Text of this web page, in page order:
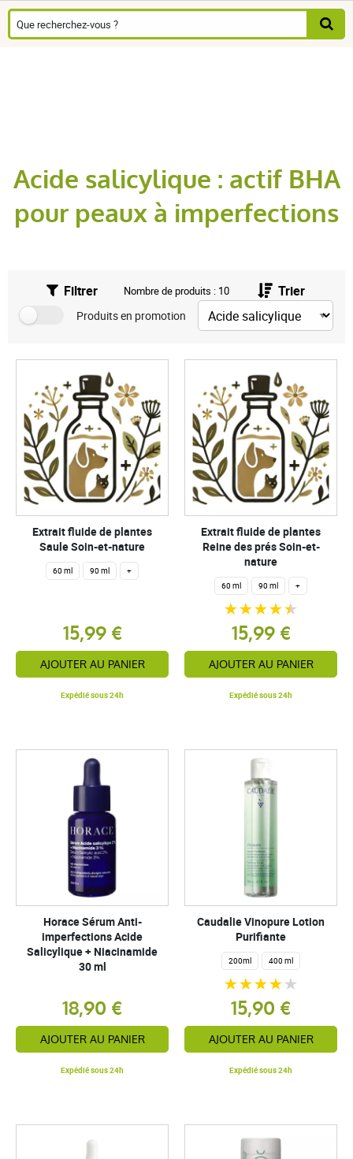
Acide salicylique : actif BHA
pour peaux à imperfections
Filtrer Nombre de produits : 10 Trier
Produits en promotion
Extrait fluide de plantes
Saule Soin-et-nature
60 ml 90 ml +
15,99 €
AJOUTER AU PANIER
Expédié sous 24h
Extrait fluide de plantes
Reine des prés Soin-et-
nature
60 ml 90 ml +
15,99 €
AJOUTER AU PANIER
Expédié sous 24h
Horace Sérum Anti-
imperfections Acide
Salicylique + Niacinamide
30 ml
18,90 €
AJOUTER AU PANIER
Expédié sous 24h
Caudalie Vinopure Lotion
Purifiante
200ml 400 ml
15,90 €
AJOUTER AU PANIER
Expédié sous 24h